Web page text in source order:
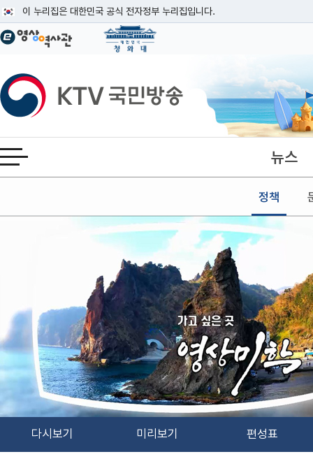
이 누리집은 대한민국 공식 전자정부 누리집입니다.
공식 누리집 주소 확인하기
이밖에 or.kr 또는 .kr등 다른 도메인 주소를 사용하고 있다면 아래 URL에서
운영중인 공식 누리집보기
KTV국민방송
전체메뉴 열기 뉴스
정책
본문
다시보기 미리보기 편성표